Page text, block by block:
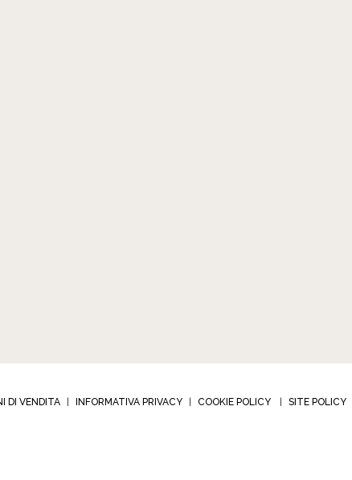
DI VENDITA INFORMATIVA PRIVACY COOKIE POLICY SITE POLICY